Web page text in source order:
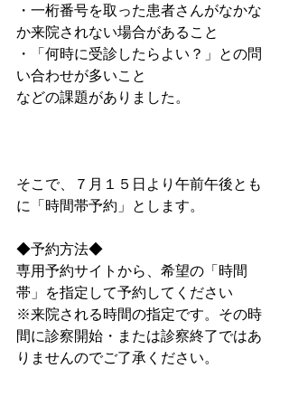
・一桁番号を取った患者さんがなかな
か来院されない場合があること
・「何時に受診したらよい？」との問
い合わせが多いこと
などの課題がありました。
そこで、７月１５日より午前午後とも
に「時間帯予約」とします。
◆予約方法◆
専用予約サイトから、希望の「時間
帯」を指定して予約してください
※来院される時間の指定です。その時
間に診察開始・または診察終了ではあ
りませんのでご了承ください。